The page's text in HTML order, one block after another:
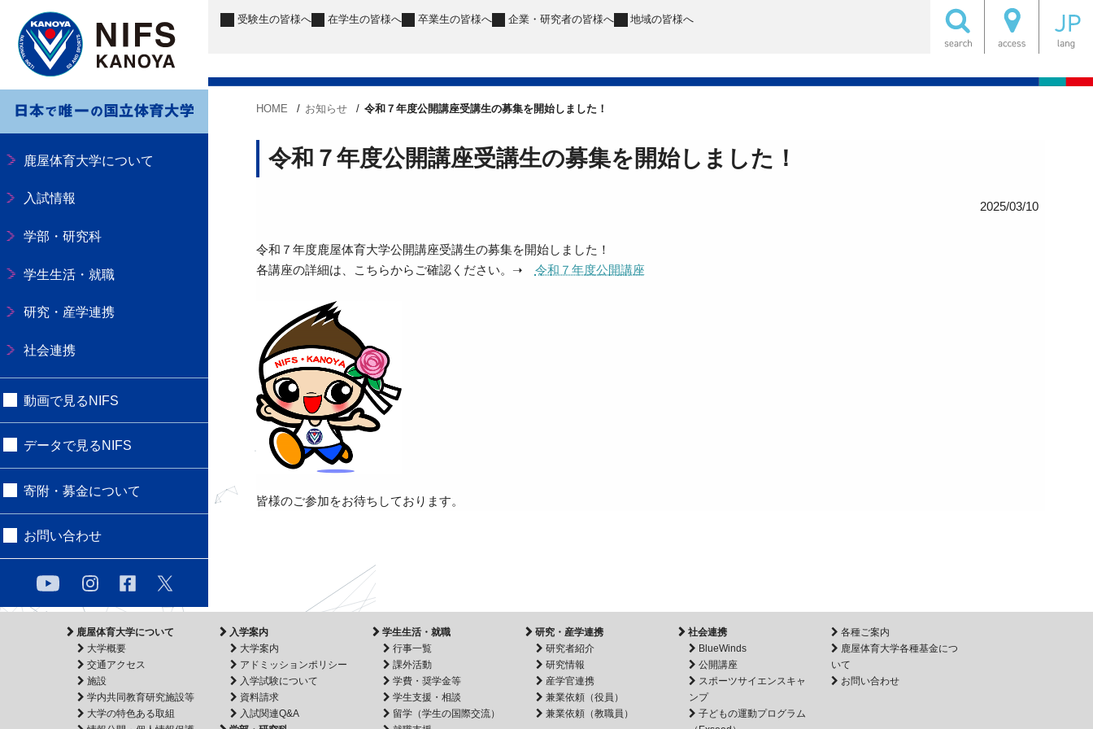
鹿屋体育大学について
入試情報
学部・研究科
学生生活・就職
研究・産学連携
社会連携
動画で見るNIFS
データで見るNIFS
寄附・募金について
お問い合わせ
受験生の皆様へ 在学生の皆様へ 卒業生の皆様へ 企業・研究者の皆様へ 地域の皆様へ
HOME お知らせ 令和７年度公開講座受講生の募集を開始しました！
令和７年度公開講座受講生の募集を開始しました！
2025/03/10
令和７年度鹿屋体育大学公開講座受講生の募集を開始しました！
各講座の詳細は、こちらからご確認ください。➝ 令和７年度公開講座
皆様のご参加をお待ちしております。
鹿屋体育大学について
大学概要
交通アクセス
施設
学内共同教育研究施設等
大学の特色ある取組
入学案内
大学案内
アドミッションポリシー
入学試験について
資料請求
入試関連Q&A
学生生活・就職
行事一覧
課外活動
学費・奨学金等
学生支援・相談
留学（学生の国際交流）
研究・産学連携
研究者紹介
研究情報
産学官連携
兼業依頼（役員）
兼業依頼（教職員）
社会連携
BlueWinds
公開講座
スポーツサイエンスキャ
ンプ
子どもの運動プログラム
各種ご案内
鹿屋体育大学各種基金につ
いて
お問い合わせ